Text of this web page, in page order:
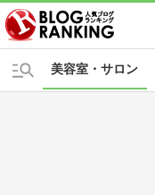
美容室・サロン